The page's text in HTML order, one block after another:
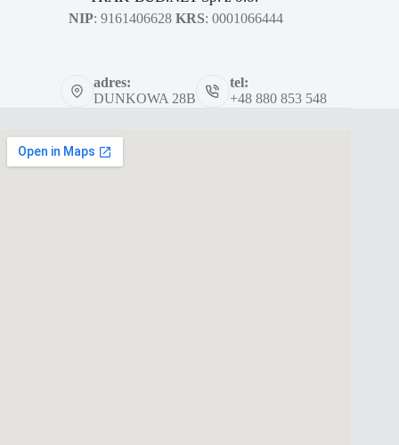
NIP: 9161406628 KRS: 0001066444
adres:
DUNKOWA 28B
tel:
+48 880 853 548